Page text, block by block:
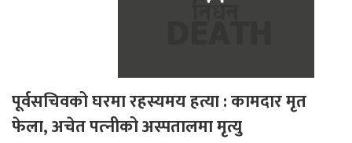
पूर्वसचिवको घरमा रहस्यमय हत्या : कामदार मृत
फेला, अचेत पत्‍नीको अस्पतालमा मृत्यु